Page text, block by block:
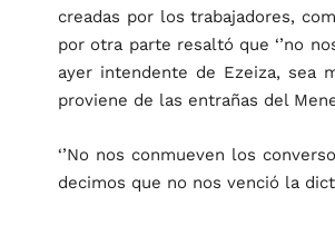
creadas por los trabajadores,
por otra parte resaltó que ‘’no
ayer intendente de Ezeiza, sea
proviene de las entrañas del
‘’No nos conmueven los
decimos que no nos venció la